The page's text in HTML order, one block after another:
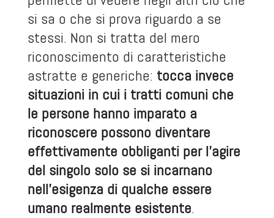
si sa o che si prova riguardo a se
stessi. Non si tratta del mero
riconoscimento di caratteristiche
astratte e generiche: tocca invece
situazioni in cui i tratti comuni che
le persone hanno imparato a
riconoscere possono diventare
effettivamente obbliganti per l’agire
del singolo solo se si incarnano
nell’esigenza di qualche essere
umano realmente esistente.